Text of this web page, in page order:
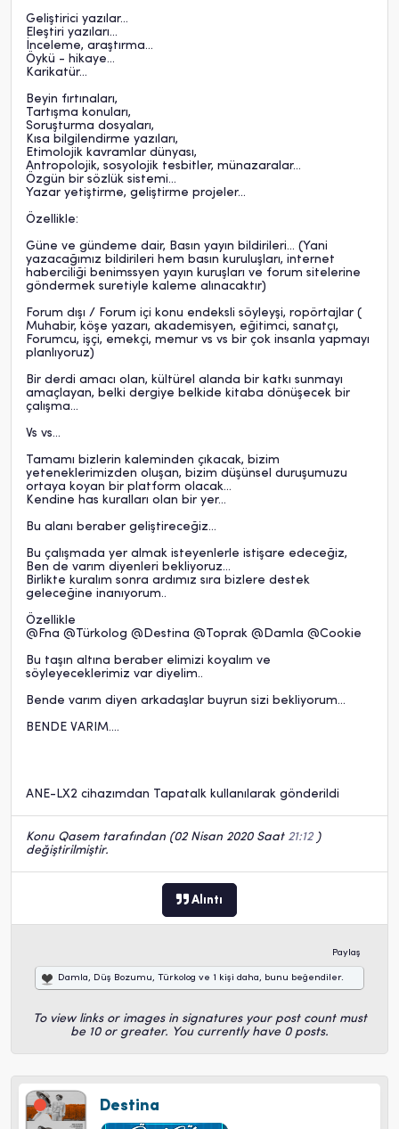
Geliştirici yazılar...
Eleştiri yazıları...
İnceleme, araştırma...
Öykü - hikaye...
Karikatür...
Beyin fırtınaları,
Tartışma konuları,
Soruşturma dosyaları,
Kısa bilgilendirme yazıları,
Etimolojik kavramlar dünyası,
Antropolojik, sosyolojik tesbitler, münazaralar...
Özgün bir sözlük sistemi...
Yazar yetiştirme, geliştirme projeler...
Özellikle:
Güne ve gündeme dair, Basın yayın bildirileri... (Yani
yazacağımız bildirileri hem basın kuruluşları, internet
haberciliği benimssyen yayın kuruşları ve forum sitelerine
göndermek suretiyle kaleme alınacaktır)
Forum dışı / Forum içi konu endeksli söyleyşi, ropörtajlar (
Muhabir, köşe yazarı, akademisyen, eğitimci, sanatçı,
Forumcu, işçi, emekçi, memur vs vs bir çok insanla yapmayı
planlıyoruz)
Bir derdi amacı olan, kültürel alanda bir katkı sunmayı
amaçlayan, belki dergiye belkide kitaba dönüşecek bir
çalışma...
Vs vs...
Tamamı bizlerin kaleminden çıkacak, bizim
yeteneklerimizden oluşan, bizim düşünsel duruşumuzu
ortaya koyan bir platform olacak...
Kendine has kuralları olan bir yer...
Bu alanı beraber geliştireceğiz...
Bu çalışmada yer almak isteyenlerle istişare edeceğiz,
Ben de varım diyenleri bekliyoruz...
Birlikte kuralım sonra ardımız sıra bizlere destek
geleceğine inanıyorum..
Özellikle
@Fna @Türkolog @Destina @Toprak @Damla @Cookie
Bu taşın altına beraber elimizi koyalım ve
söyleyeceklerimiz var diyelim..
Bende varım diyen arkadaşlar buyrun sizi bekliyorum...
BENDE VARIM....
ANE-LX2 cihazımdan Tapatalk kullanılarak gönderildi
Konu Qasem tarafından (02 Nisan 2020 Saat 21:12)
değiştirilmiştir.
Alıntı
Paylaş
Damla, Düş Bozumu, Türkolog ve 1 kişi daha, bunu beğendiler.
To view links or images in signatures your post count must
be 10 or greater. You currently have 0 posts.
Destina